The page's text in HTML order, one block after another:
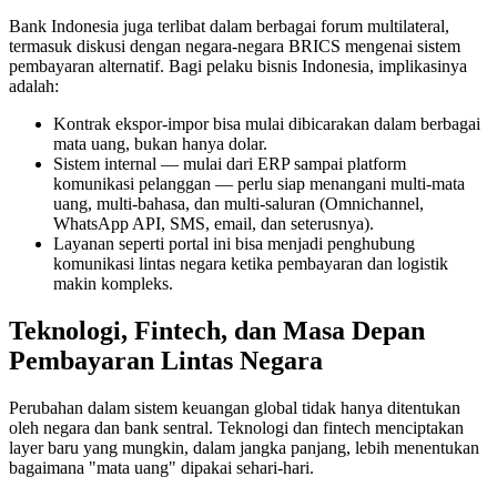
Bank Indonesia juga terlibat dalam berbagai forum multilateral,
termasuk diskusi dengan negara-negara BRICS mengenai sistem
pembayaran alternatif. Bagi pelaku bisnis Indonesia, implikasinya
adalah:
Kontrak ekspor-impor bisa mulai dibicarakan dalam berbagai
mata uang, bukan hanya dolar.
Sistem internal — mulai dari ERP sampai platform
komunikasi pelanggan — perlu siap menangani multi-mata
uang, multi-bahasa, dan multi-saluran (Omnichannel,
WhatsApp API, SMS, email, dan seterusnya).
Layanan seperti portal ini bisa menjadi penghubung
komunikasi lintas negara ketika pembayaran dan logistik
makin kompleks.
Teknologi, Fintech, dan Masa Depan
Pembayaran Lintas Negara
Perubahan dalam sistem keuangan global tidak hanya ditentukan
oleh negara dan bank sentral. Teknologi dan fintech menciptakan
layer baru yang mungkin, dalam jangka panjang, lebih menentukan
bagaimana "mata uang" dipakai sehari-hari.